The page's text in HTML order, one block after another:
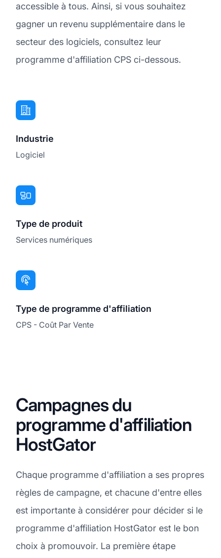
accessible à tous. Ainsi, si vous souhaitez
gagner un revenu supplémentaire dans le
secteur des logiciels, consultez leur
programme d'affiliation CPS ci-dessous.
Industrie
Logiciel
Type de produit
Services numériques
Type de programme d'affiliation
CPS - Coût Par Vente
Campagnes du
programme d'affiliation
HostGator
Chaque programme d'affiliation a ses propres
règles de campagne, et chacune d'entre elles
est importante à considérer pour décider si le
programme d'affiliation HostGator est le bon
choix à promouvoir. La première étape